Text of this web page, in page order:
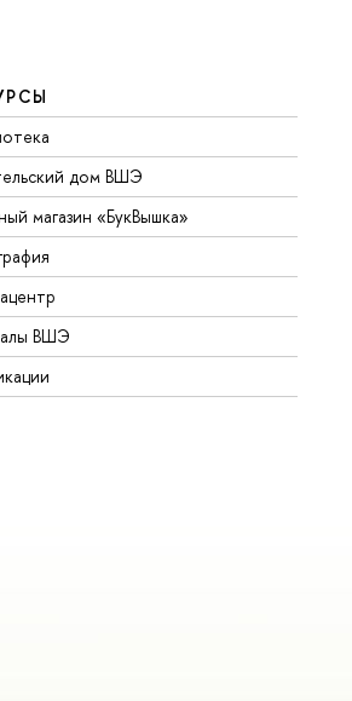
дом ВШЭ
магазин «БукВышка»
ВШЭ